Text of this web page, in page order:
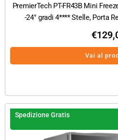
PremierTech PT-FR43B Mini
-24° gradi 4**** Stelle, Porta
€
Vai al
Spedizione Gratis